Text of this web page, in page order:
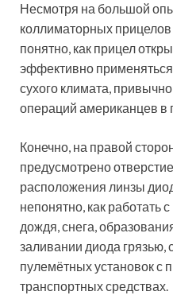
Несмотря на большой
коллиматорных
понятно, как прицел
эффективно
сухого климата,
операций американцев в
Конечно, на правой
предусмотрено
расположения линзы
непонятно, как работать
дождя, снега,
заливании диода грязью,
пулемётных установок с
транспортных средствах.